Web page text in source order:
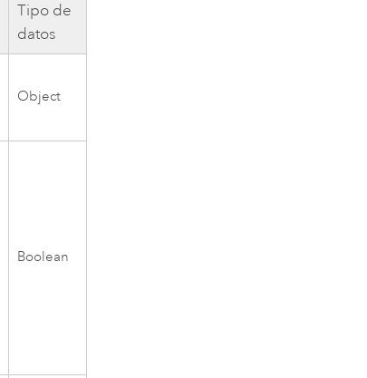
Tipo de
datos
Object
Boolean